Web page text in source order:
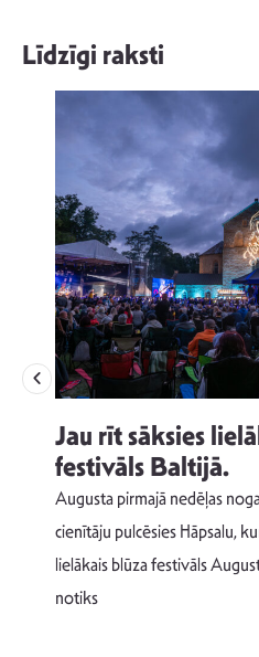
Līdzīgi raksti
Jau rīt sāksies
festivāls Baltijā.
Augusta pirmajā nedēļas
cienītāju pulcēsies Hāpsalu,
lielākais blūza festivāls
notiks